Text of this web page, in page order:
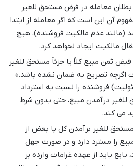
معامله در فرض مستحق للغیر
آن این است که اگر معامله از ابتدا
(مانند عدم مالکیت فروشنده)، هیچ
مالکیت ایجاد نخواهد کرد.
قبض ثمن مبیع کلاً یا جزئاً مستحق للغیر
اگرچه تصریح به ضمان نشده باشد.»
فروشنده را نسبت به استرداد
درآمدن مبیع، حتی بدون شرط
می کند.
للغیر برآمدن کل یا بعض از
را مسترد دارد و در صورت جهل
باید از عهده غرامات وارده بر